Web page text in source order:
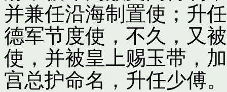
并兼任沿海制置使；升
德军节度使，不久，又
使，并被皇上赐玉带，
宫总护命名，升任少傅